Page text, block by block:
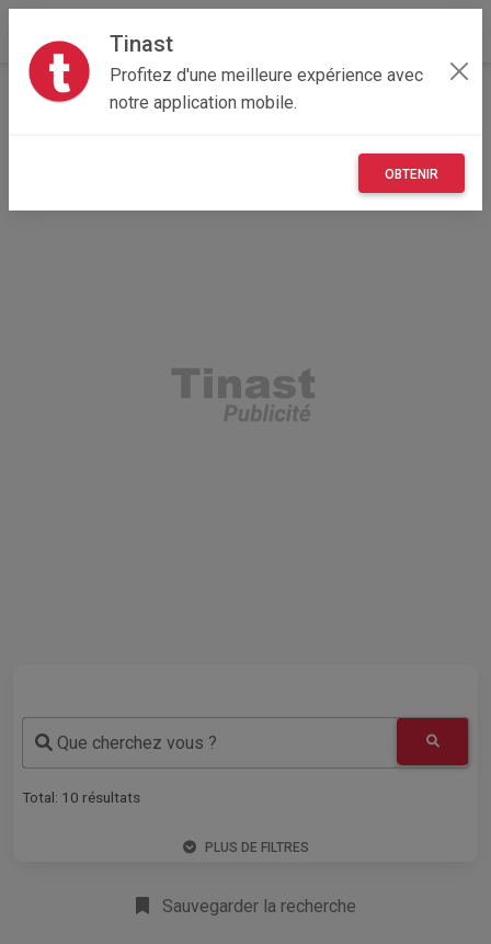
Tinast
Profitez d'une meilleure expérience avec
notre application mobile.
OBTENIR
Accueil Recherche Particulier
Que cherchez vous ?
Total: 10 résultats
PLUS DE FILTRES
Sauvegarder la recherche